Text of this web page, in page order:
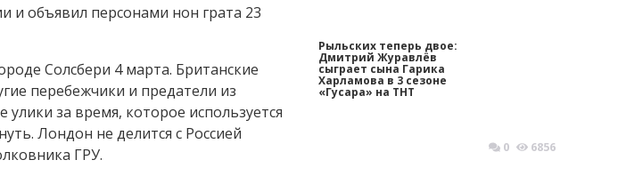
и объявил персонами нон грата 23
Солсбери 4 марта. Британские
перебежчики и предатели из
за время, которое используется
Лондон не делится с Россией
ГРУ.
Рыльских теперь двое:
Дмитрий Журавлёв
сыграет сына Гарика
Харламова в 3 сезоне
«Гусара» на ТНТ
0 6856